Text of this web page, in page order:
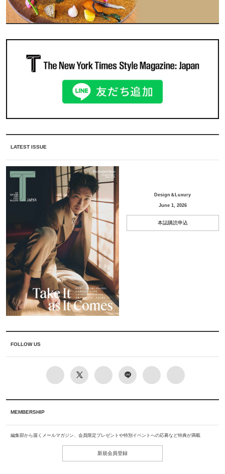
LATEST ISSUE
Design＆Luxury
June 1, 2026
本誌購読申込
FOLLOW US
MEMBERSHIP
編集部から届くメールマガジン、会員限定プレゼントや特別イベントへの応募など特典が満載
新規会員登録